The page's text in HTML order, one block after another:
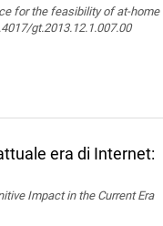
for the feasibility of at-home
gt.2013.12.1.007.00
era di Internet:
Impact in the Current Era